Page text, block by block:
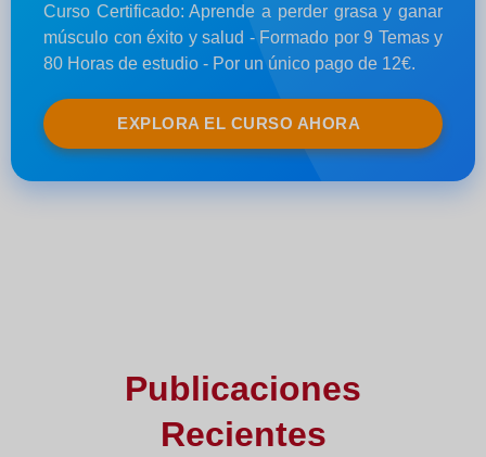
Curso Certificado: Aprende a perder grasa y ganar
músculo con éxito y salud - Formado por 9 Temas y
80 Horas de estudio - Por un único pago de 12€.
EXPLORA EL CURSO AHORA
Publicaciones
Recientes